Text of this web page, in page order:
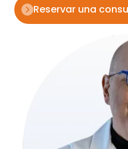
Reservar una